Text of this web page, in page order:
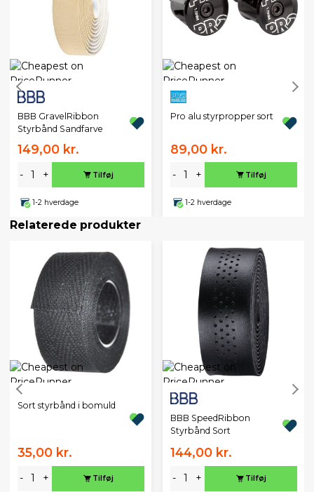
BBB GravelRibbon
Styrbånd Sandfarve
149,00 kr.
- + Tilføj
1-2 hverdage
Pro alu styrpropper sort
89,00 kr.
- + Tilføj
1-2 hverdage
Relaterede produkter
Sort styrbånd i bomuld
35,00 kr.
- + Tilføj
BBB SpeedRibbon
Styrbånd Sort
144,00 kr.
- + Tilføj